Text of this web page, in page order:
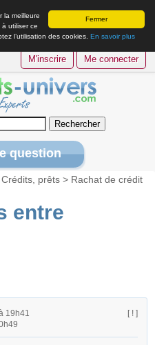
Fermer
la meilleure
utiliser ce
l’utilisation des cookies. En savoir plus
M'inscrire Me connecter
question
Crédits, prêts > Rachat de crédit
entre
19h41
[ ! ]